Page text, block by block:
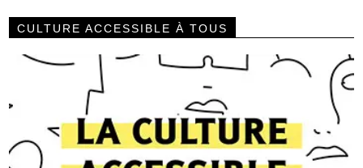
CULTURE ACCESSIBLE À TOUS